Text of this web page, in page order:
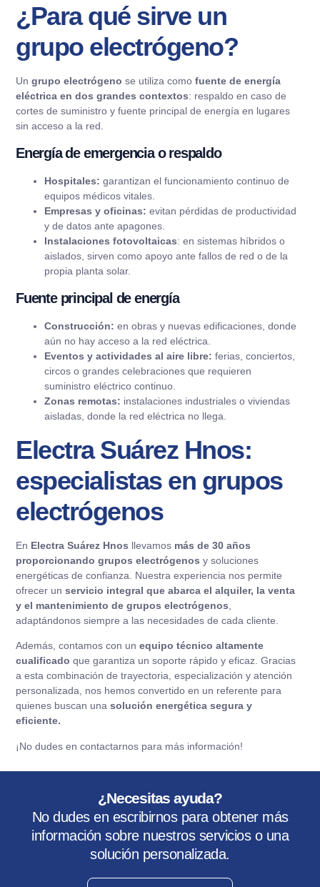
¿Para qué sirve un
grupo electrógeno?
Un grupo electrógeno se utiliza como fuente de energía
eléctrica en dos grandes contextos: respaldo en caso de
cortes de suministro y fuente principal de energía en lugares
sin acceso a la red.
Energía de emergencia o respaldo
Hospitales: garantizan el funcionamiento continuo de
equipos médicos vitales.
Empresas y oficinas: evitan pérdidas de productividad
y de datos ante apagones.
Instalaciones fotovoltaicas: en sistemas híbridos o
aislados, sirven como apoyo ante fallos de red o de la
propia planta solar.
Fuente principal de energía
Construcción: en obras y nuevas edificaciones, donde
aún no hay acceso a la red eléctrica.
Eventos y actividades al aire libre: ferias, conciertos,
circos o grandes celebraciones que requieren
suministro eléctrico continuo.
Zonas remotas: instalaciones industriales o viviendas
aisladas, donde la red eléctrica no llega.
Electra Suárez Hnos:
especialistas en grupos
electrógenos
En Electra Suárez Hnos llevamos más de 30 años
proporcionando grupos electrógenos y soluciones
energéticas de confianza. Nuestra experiencia nos permite
ofrecer un servicio integral que abarca el alquiler, la venta
y el mantenimiento de grupos electrógenos
adaptándonos siempre a las necesidades de cada cliente.
Además, contamos con un equipo técnico altamente
cualificado que garantiza un soporte rápido y eficaz. Gracias
a esta combinación de trayectoria, especialización y atención
personalizada, nos hemos convertido en un referente para
quienes buscan una solución energética segura y
eficiente.
¡No dudes en contactarnos para más información!
¿Necesitas ayuda?
No dudes en escribirnos para obtener más
información sobre nuestros servicios o una
solución personalizada.